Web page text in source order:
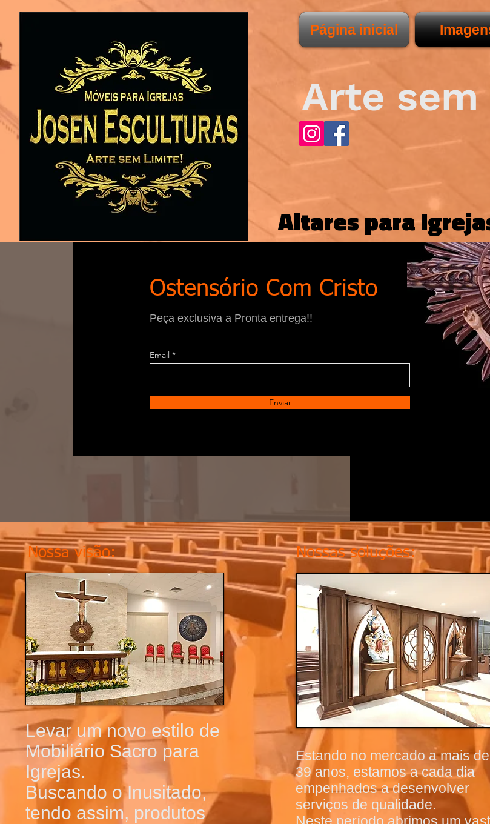
Página inicial
Arte
Altares para
Ostensório Com Cristo
Peça exclusiva a Pronta entrega!!
Email
Enviar
Nossa visão:
Levar um novo estilo de
Mobiliário Sacro para
Igrejas.
Buscando o Inusitado,
tendo assim, produtos
Nossas soluções:
Estando no mercado a mais de
39 anos, estamos a cada dia
empenhados a desenvolver
serviços de qualidade.